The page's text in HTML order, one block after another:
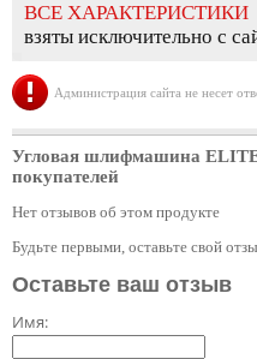
ВСЕ ХАРАКТЕРИСТИКИ
взяты исключительно с
Администрация сайта не несет
Угловая шлифмашина
покупателей
Нет отзывов об этом продукте
Будьте первыми, оставьте свой
Оставьте ваш отзыв
Имя: